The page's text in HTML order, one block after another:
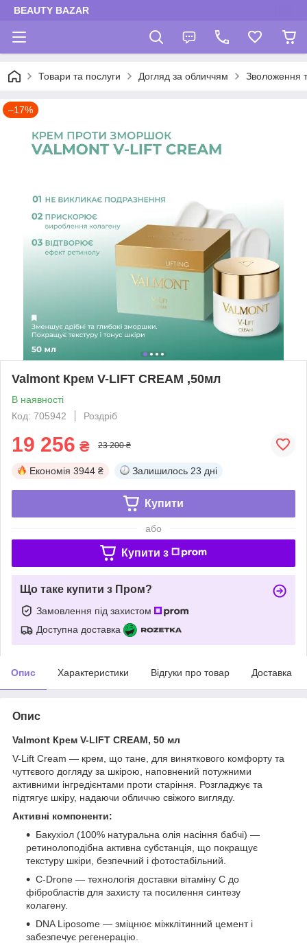
BEAUTY BAZAR
Товари та послуги Догляд за обличчям Зволоження
–17%
Valmont Крем V-LIFT CREAM ,50мл
В наявності
Код: 705942
Роздріб
19 256 ₴ 23 200 ₴
Економія 3944 ₴ Залишилось 23 дні
Купити
або
Купити з
Що таке купити з Пром?
Замовлення під захистом
Доступна доставка
Опис Характеристики Відгуки про товар Доставка
Опис
Valmont Крем V-LIFT CREAM, 50 мл
V-Lift Cream — крем, що тане, для виняткового комфорту та
чуттєвого догляду за шкірою, наповнений потужними
активними інгредієнтами проти старіння. Розгладжує та
підтягує шкіру, надаючи обличчю свіжого вигляду.
Активні компоненти:
Бакухіол (100% натуральна олія насіння бабчі) —
ретинолоподібна активна субстанція, що покращує
текстуру шкіри, безпечний і фотостабільний.
C-Drone — технологія доставки вітаміну C до
фібробластів для захисту та посилення синтезу
колагену.
DNA Liposome — зміцнює міжклітинний цемент і
забезпечує регенерацію.